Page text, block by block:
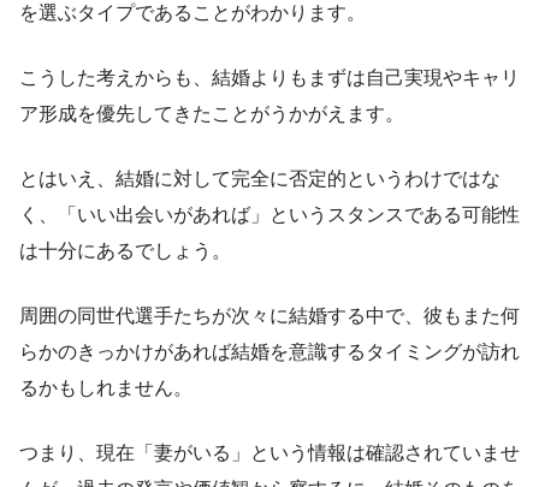
を選ぶタイプであることがわかります。
こうした考えからも、結婚よりもまずは自己実現やキャリ
ア形成を優先してきたことがうかがえます。
とはいえ、結婚に対して完全に否定的というわけではな
く、「いい出会いがあれば」というスタンスである可能性
は十分にあるでしょう。
周囲の同世代選手たちが次々に結婚する中で、彼もまた何
らかのきっかけがあれば結婚を意識するタイミングが訪れ
るかもしれません。
つまり、現在「妻がいる」という情報は確認されていませ